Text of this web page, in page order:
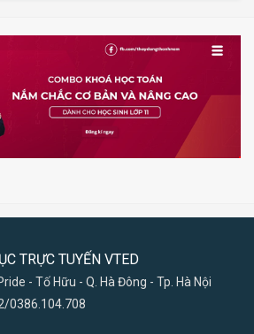
TRỰC TUYẾN VTED
- Tố Hữu - Q. Hà Đông - Tp. Hà Nội
0386.104.708